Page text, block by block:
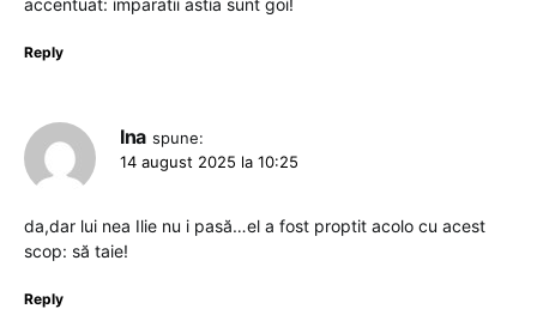
accentuat: imparatii astia sunt goi!
Reply
Ina spune:
14 august 2025 la 10:25
da,dar lui nea Ilie nu i pasă…el a fost proptit acolo cu acest
scop: să taie!
Reply